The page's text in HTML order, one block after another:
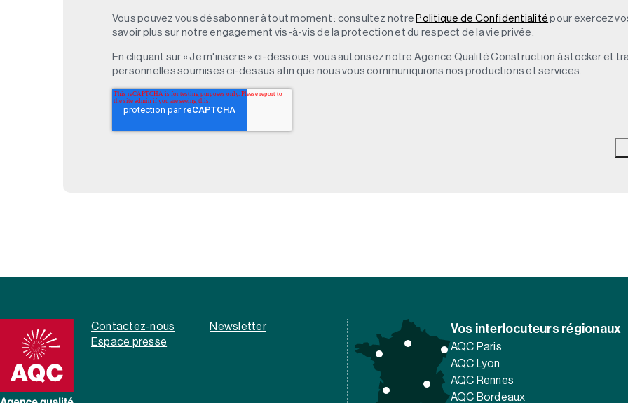
Vous pouvez vous désabonner à tout moment : consultez notre Politique de Confidentialité pour exercez
savoir plus sur notre engagement vis-à-vis de la protection et du respect de la vie privée.
En cliquant sur « Je m'inscris » ci-dessous, vous autorisez notre Agence Qualité Construction à stocker et
personnelles soumises ci-dessus afin que nous vous communiquions nos productions et services.
Contactez-nous
Newsletter
Espace presse
Vos interlocuteurs régionaux
AQC Paris
AQC Lyon
AQC Rennes
AQC Bordeaux